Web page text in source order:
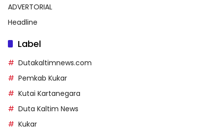
ADVERTORIAL
Headline
Label
Dutakaltimnews.com
Pemkab Kukar
Kutai Kartanegara
Duta Kaltim News
Kukar